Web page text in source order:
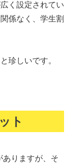
く設定されてい
係なく、学生割
珍しいです。
ト
ありますが、そ